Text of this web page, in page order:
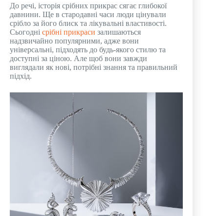
До речі, історія срібних прикрас сягає глибокої
давнини. Ще в стародавні часи люди цінували
срібло за його блиск та лікувальні властивості.
Сьогодні срібні прикраси залишаються
надзвичайно популярними, адже вони
універсальні, підходять до будь-якого стилю та
доступні за ціною. Але щоб вони завжди
виглядали як нові, потрібні знання та правильний
підхід.